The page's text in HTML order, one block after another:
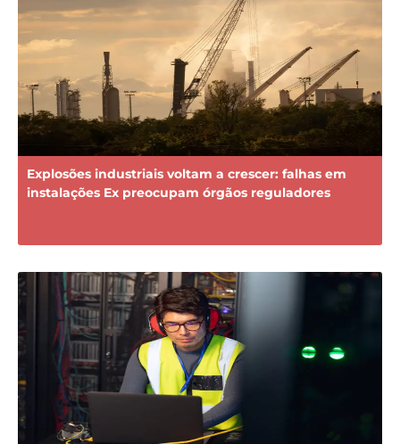
Explosões industriais voltam a crescer: falhas em
instalações Ex preocupam órgãos reguladores